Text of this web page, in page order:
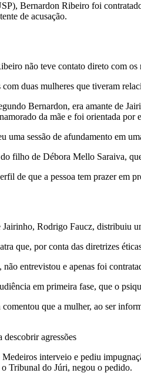
Bernardon Ribeiro foi
de acusação.
não teve contato direto com
duas mulheres que tiveram
Bernardon, era amante de
da mãe e foi orientada
uma sessão de afundamento em
filho de Débora Mello Saraiva,
de que a pessoa tem prazer
Rodrigo Faucz, distribuiu
que, por conta das diretrizes
entrevistou e apenas foi
em primeira fase, que o
que a mulher, ao ser
agressões
interveio e pediu
Tribunal do Júri, negou o pedido.